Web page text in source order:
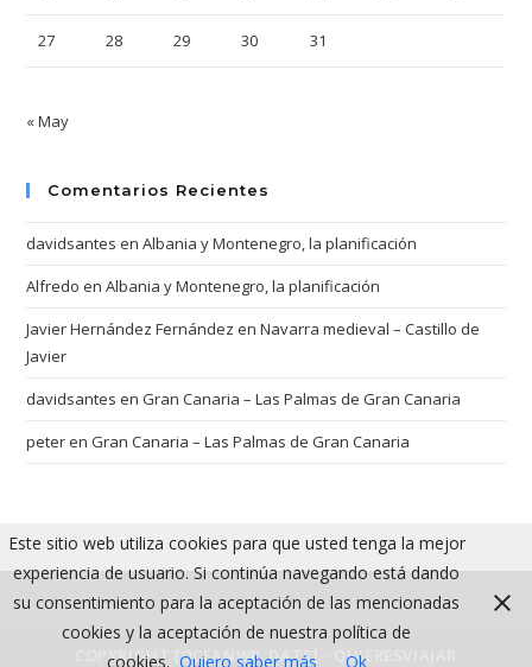
27 28 29 30 31
« May
Comentarios Recientes
davidsantes enAlbania y Montenegro, la planificación
Alfredo enAlbania y Montenegro, la planificación
Javier Hernández Fernández enNavarra medieval – Castillo de
Javier
davidsantes enGran Canaria – Las Palmas de Gran Canaria
peterenGran Canaria – Las Palmas de Gran Canaria
COPYRIGHT [OCEANWP_DATE] - QUIERESVIAJAR
Este sitio web utiliza cookies para que usted tenga la mejor
experiencia de usuario. Si continúa navegando está dando
su consentimiento para la aceptación de las mencionadas
cookies y la aceptación de nuestra política de
cookies. Quiero saber más Ok